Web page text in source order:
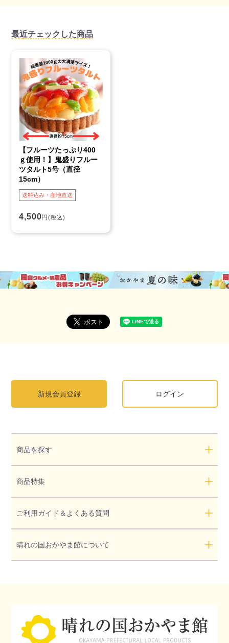
最近チェックした商品
【フルーツたっぷり400
ｇ使用！】鬼盛りフルー
ツタルト5号（直径
15cm）
送料込み・産地直送
4,500円(税込)
新規会員登録 ログイン
商品を探す
商品特集
ご利用ガイド＆よくある質問
晴れの国おかやま館について